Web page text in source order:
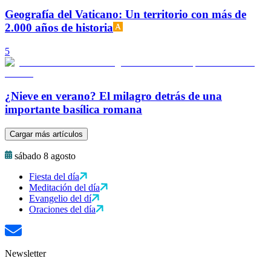
Geografía del Vaticano: Un territorio con más de
2.000 años de historia
5
¿Nieve en verano? El milagro detrás de una
importante basílica romana
Cargar más artículos
sábado 8 agosto
Fiesta del día
Meditación del día
Evangelio del dí
Oraciones del día
Newsletter